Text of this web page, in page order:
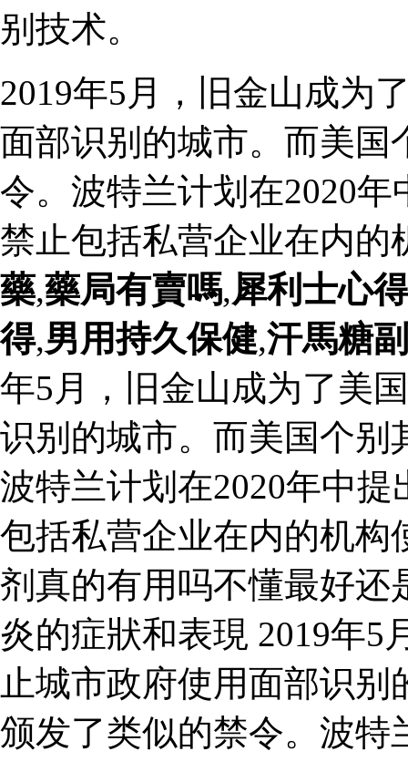
别技术。
2019年5月，旧金山成为
面部识别的城市。而美国
令。波特兰计划在2020
禁止包括私营企业在内
藥,藥局有賣嗎,犀利士心得
得,男用持久保健,汗馬糖
年5月，旧金山成为了美
识别的城市。而美国个别
波特兰计划在2020年中
包括私营企业在内的机构
剂真的有用吗不懂最好还
炎的症狀和表現 2019年5
止城市政府使用面部识
颁发了类似的禁令。波特